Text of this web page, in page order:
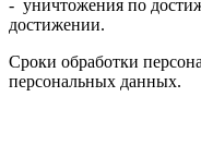
- уничтожения по
достижении.
Сроки обработки
персональных данных.